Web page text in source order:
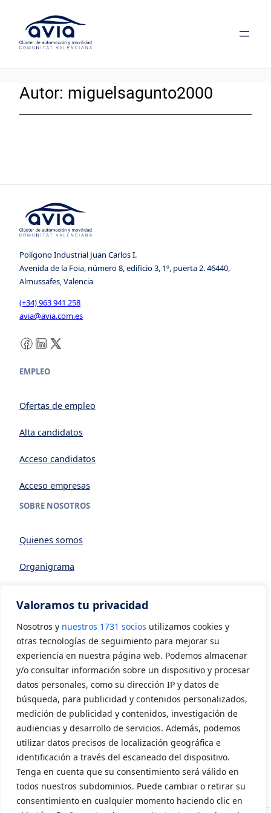
Valoramos tu privacidad
Nosotros y nuestros 1731 socios utilizamos cookies y
otras tecnologías de seguimiento para mejorar su
experiencia en nuestra página web. Podemos almacenar
y/o consultar información sobre un dispositivo y procesar
datos personales, como su dirección IP y datos de
búsqueda, para publicidad y contenidos personalizados,
medición de publicidad y contenidos, investigación de
audiencias y desarrollo de servicios. Además, podemos
utilizar datos precisos de localización geográfica e
identificación a través del escaneado del dispositivo.
Tenga en cuenta que su consentimiento será válido en
todos nuestros subdominios. Puede cambiar o retirar su
consentimiento en cualquier momento haciendo clic en
contenido
Autor: miguelsagunto2000
Polígono Industrial Juan Carlos I.
Avenida de la Foia, número 8, edificio 3, 1º, puerta 2. 46440,
Almussafes, Valencia
(+34) 963 941 258
avia@avia.com.es
Facebook LinkedIn X
EMPLEO
Ofertas de empleo
Alta candidatos
Acceso candidatos
Acceso empresas
SOBRE NOSOTROS
Quienes somos
Organigrama
Asociarse a AVIA
CONTACTO
Contacto
LEGAL
Aviso Legal
Política de privacidad
Política de cookies